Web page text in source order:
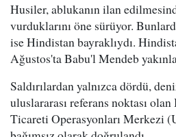
Husiler, ablukanın ilan
vurduklarını öne sürüyor.
ise Hindistan bayraklıydı.
Ağustos'ta Babu'l Mendeb
Saldırılardan yalnızca dördü,
uluslararası referans noktası
Ticareti Operasyonları Merkezi